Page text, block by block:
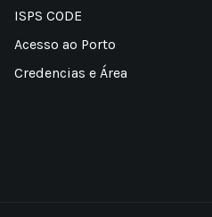
ISPS CODE
Acesso ao Porto
Credencias e Área